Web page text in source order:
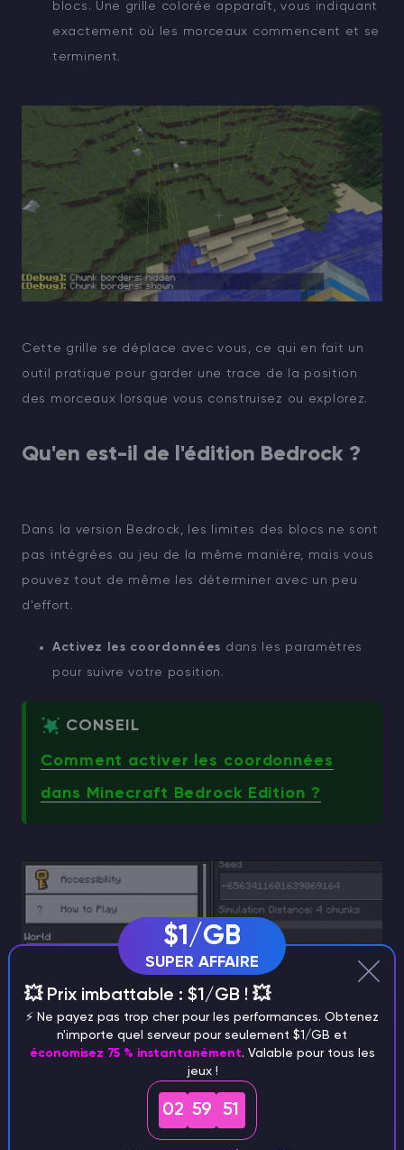
blocs. Une grille colorée apparaît, vous indiquant
exactement où les morceaux commencent et se
terminent.
Cette grille se déplace avec vous, ce qui en fait un
outil pratique pour garder une trace de la position
des morceaux lorsque vous construisez ou explorez.
Qu'en est-il de l'édition Bedrock ?
Dans la version Bedrock, les limites des blocs ne sont
pas intégrées au jeu de la même manière, mais vous
pouvez tout de même les déterminer avec un peu
d'effort.
Activez les coordonnées dans les paramètres
pour suivre votre position.
CONSEIL
Comment activer les coordonnées
dans Minecraft Bedrock Edition ?
Comme les blocs ont une largeur de 16 blocs,
$1/GB
SUPER AFFAIRE
💥 Prix imbattable : $1/GB ! 💥
⚡️ Ne payez pas trop cher pour les performances. Obtenez
n'importe quel serveur pour seulement $1/GB et
économisez 75 % instantanément. Valable pour tous les
jeux !
02 59 50